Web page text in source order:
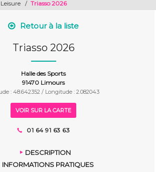
/ Triasso 2026
Retour à la liste
Triasso 2026
Halle des Sports
91470 Limours
: 48.642352 / Longitude : 2.082043
VOIR SUR LA CARTE
01 64 91 63 63
DESCRIPTION
INFORMATIONS PRATIQUES